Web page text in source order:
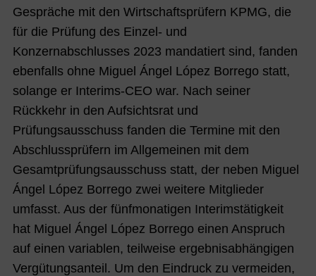
Gespräche mit den Wirtschaftsprüfern KPMG, die
für die Prüfung des Einzel- und
Konzernabschlusses 2023 mandatiert sind, fanden
ebenfalls ohne Miguel Ángel López Borrego statt,
solange er Interims-CEO war. Nach seiner
Rückkehr in den Aufsichtsrat und
Prüfungsausschuss fanden die Termine mit den
Abschlussprüfern im Allgemeinen mit dem
Gesamtprüfungsausschuss statt, der neben Miguel
Ángel López Borrego zwei weitere Mitglieder
umfasst. Aus der fünfmonatigen Interimstätigkeit
hat Miguel Ángel López Borrego einen Anspruch
auf einen variablen, teilweise ergebnisabhängigen
Vergütungsanteil. Um den Eindruck zu vermeiden,